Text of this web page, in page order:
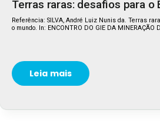
Terras raras: desafios para o
Referência: SILVA, André Luiz Nunis da. Terras
o mundo. In: ENCONTRO DO GIE DA MINERAÇÃO
Leia mais